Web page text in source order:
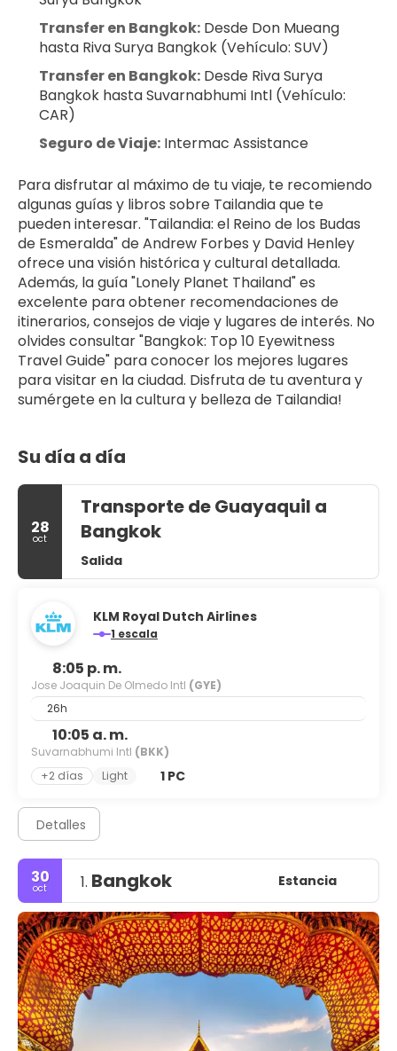
Transfer en Bangkok: Desde Don Mueang
hasta Riva Surya Bangkok (Vehículo: SUV)
Transfer en Bangkok: Desde Riva Surya
Bangkok hasta Suvarnabhumi Intl (Vehículo:
CAR)
Seguro de Viaje: Intermac Assistance
Para disfrutar al máximo de tu viaje, te recomiendo
algunas guías y libros sobre Tailandia que te
pueden interesar. "Tailandia: el Reino de los Budas
de Esmeralda" de Andrew Forbes y David Henley
ofrece una visión histórica y cultural detallada.
Además, la guía "Lonely Planet Thailand" es
excelente para obtener recomendaciones de
itinerarios, consejos de viaje y lugares de interés. No
olvides consultar "Bangkok: Top 10 Eyewitness
Travel Guide" para conocer los mejores lugares
para visitar en la ciudad. Disfruta de tu aventura y
sumérgete en la cultura y belleza de Tailandia!
Su día a día
28
oct
Transporte de Guayaquil a
Bangkok
Salida
KLM Royal Dutch Airlines
1 escala
8:05 p. m.
Jose Joaquin De Olmedo Intl (GYE)
26h
10:05 a. m.
Suvarnabhumi Intl (BKK)
+2 días
Light 1 PC
Detalles
30
oct 1. Bangkok Estancia